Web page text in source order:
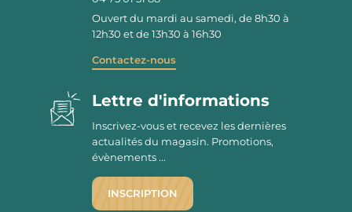
Ouvert du mardi au samedi, de 8h30 à
12h30 et de 13h30 à 16h30
Contactez-nous
Lettre d'informations
Inscrivez-vous et recevez les dernières
actualités du magasin. Promotions,
évènements ...
INSCRIPTION